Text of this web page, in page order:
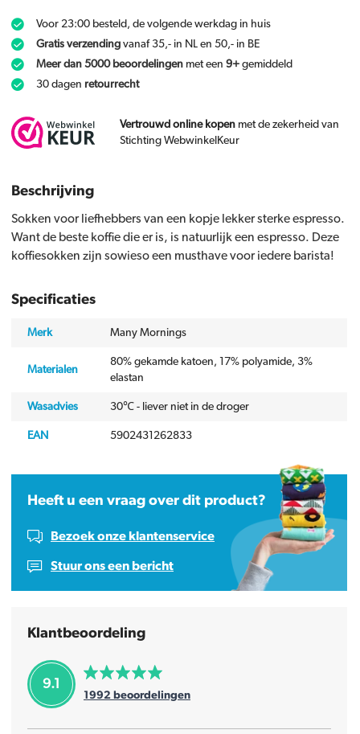
Voor 23:00 besteld, de volgende werkdag in huis
Gratis verzending vanaf 35,- in NL en 50,- in BE
Meer dan 5000 beoordelingen met een 9+ gemiddeld
30 dagen retourrecht
Vertrouwd online kopen met de zekerheid van
Stichting WebwinkelKeur
Beschrijving
Sokken voor liefhebbers van een kopje lekker sterke espresso.
Want de beste koffie die er is, is natuurlijk een espresso. Deze
koffiesokken zijn sowieso een musthave voor iedere barista!
Specificaties
Merk Many Mornings
Materialen
80% gekamde katoen, 17% polyamide, 3%
elastan
Wasadvies 30℃ - liever niet in de droger
EAN 5902431262833
Heeft u een vraag over dit product?
Bezoek onze klantenservice
Stuur ons een bericht
Klantbeoordeling
9.1
1992 beoordelingen